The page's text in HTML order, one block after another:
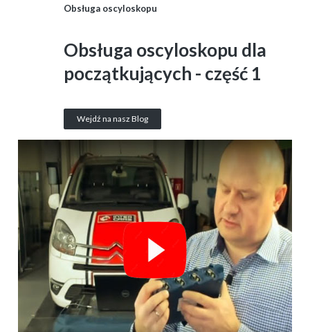
Obsługa oscyloskopu
Obsługa oscyloskopu dla
początkujących - część 1
Wejdź na nasz Blog